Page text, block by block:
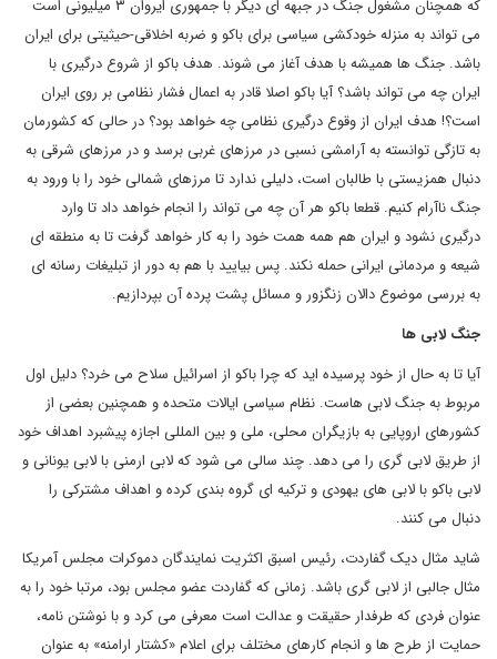
که همچنان مشغول جنگ در جبهه ای دیگر با جمهوری ایروان ۳ میلیونی است
می تواند به منزله خودکشی سیاسی برای باکو و ضربه اخلاقی-حیثیتی برای ایران
باشد. جنگ ها همیشه با هدف آغاز می شوند. هدف باکو از شروع درگیری با
ایران چه می تواند باشد؟ آیا باکو اصلا قادر به اعمال فشار نظامی بر روی ایران
است؟! هدف ایران از وقوع درگیری نظامی چه خواهد بود؟ در حالی که کشورمان
به تازگی توانسته به آرامشی نسبی در مرزهای غربی برسد و در مرزهای شرقی به
دنبال همزیستی با طالبان است، دلیلی ندارد تا مرزهای شمالی خود را با ورود به
جنگ ناآرام کنیم. قطعا باکو هر آن چه می تواند را انجام خواهد داد تا وارد
درگیری نشود و ایران هم همه همت خود را به کار خواهد گرفت تا به منطقه ای
شیعه و مردمانی ایرانی حمله نکند. پس بیایید با هم به دور از تبلیغات رسانه ای
به بررسی موضوع دالان زنگزور و مسائل پشت پرده آن بپردازیم.
جنگ لابی ها
آیا تا به حال از خود پرسیده اید که چرا باکو از اسرائیل سلاح می خرد؟ دلیل اول
مربوط به جنگ لابی هاست. نظام سیاسی ایالات متحده و همچنین بعضی از
کشورهای اروپایی به بازیگران محلی، ملی و بین المللی اجازه پیشبرد اهداف خود
از طریق لابی گری را می دهد. چند سالی می شود که لابی ارمنی با لابی یونانی و
لابی باکو با لابی های یهودی و ترکیه ای گروه بندی کرده و اهداف مشترکی را
دنبال می کنند.
شاید مثال دیک گفاردت، رئیس اسبق اکثریت نمایندگان دموکرات مجلس آمریکا
مثال جالبی از لابی گری باشد. زمانی که گفاردت عضو مجلس بود، مرتبا خود را به
عنوان فردی که طرفدار حقیقت و عدالت است معرفی می کرد و با نوشتن نامه،
حمایت از طرح ها و انجام کارهای مختلف برای اعلام «کشتار ارامنه» به عنوان